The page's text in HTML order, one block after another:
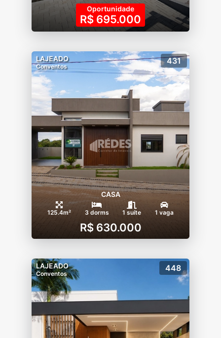
Oportunidade
R$ 695.000
LAJEADO
Conventos
431
CASA
125.4m² 3 dorms 1 suíte 1 vaga
R$ 630.000
LAJEADO
Conventos
448